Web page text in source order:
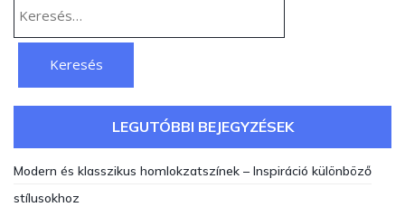
LEGUTÓBBI BEJEGYZÉSEK
Modern és klasszikus homlokzatszínek – Inspiráció különböző
stílusokhoz